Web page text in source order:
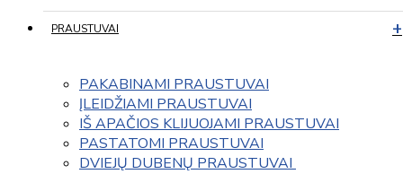
PRAUSTUVAI
PAKABINAMI PRAUSTUVAI
ĮLEIDŽIAMI PRAUSTUVAI
IŠ APAČIOS KLIJUOJAMI PRAUSTUVAI
PASTATOMI PRAUSTUVAI
DVIEJŲ DUBENŲ PRAUSTUVAI